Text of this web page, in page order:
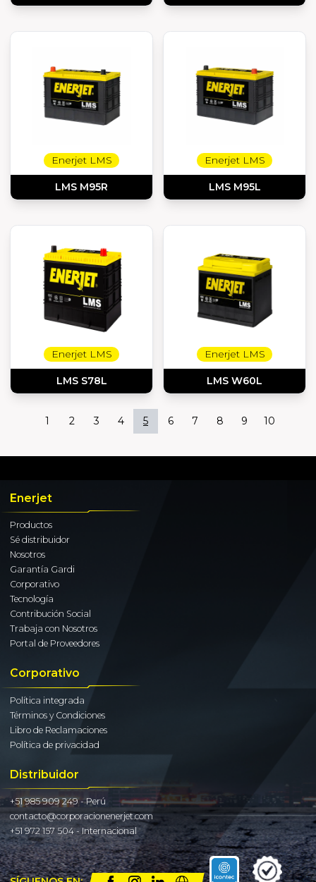
Enerjet LMS
LMS M95R
Enerjet LMS
LMS M95L
Enerjet LMS
LMS S78L
Enerjet LMS
LMS W60L
1 2 3 4 5 6 7 8 9 10
Enerjet
Productos
Sé distribuidor
Nosotros
Garantía Gardi
Corporativo
Tecnología
Contribución Social
Trabaja con Nosotros
Portal de Proveedores
Corporativo
Política integrada
Términos y Condiciones
Libro de Reclamaciones
Política de privacidad
Distribuidor
+51 985 909 249 - Perú
contacto@corporacionenerjet.com
+51 972 157 504 - Internacional